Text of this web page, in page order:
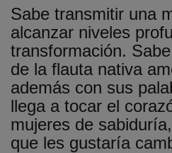
Sabe transmitir una
alcanzar niveles
transformación.
de la flauta nativa
además con sus
llega a tocar el
mujeres de
que les gustaría